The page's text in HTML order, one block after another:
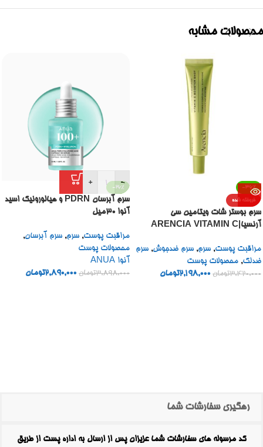
محصولات مشابه
-36%
فروخته شده
سرم بوستر شات ویتامین سی
آرنسیا|ARENCIA VITAMIN C
مراقبت پوست, سرم, سرم ضدجوش, سرم
ضدلک, محصولات پوست
3,420,000تومان 2,198,000تومان
-26%
-
+
سرم آبرسان PDRN و هیالورونیک اسید
آنوا 30میل
مراقبت پوست, سرم, سرم آبرسان,
محصولات پوست
آنوا ANUA
3,898,000تومان 2,890,000تومان
رهگیری سفارشات شما
کد مرسوله های سفارشات شما عزیزان پس از ارسال به اداره پست از طریق